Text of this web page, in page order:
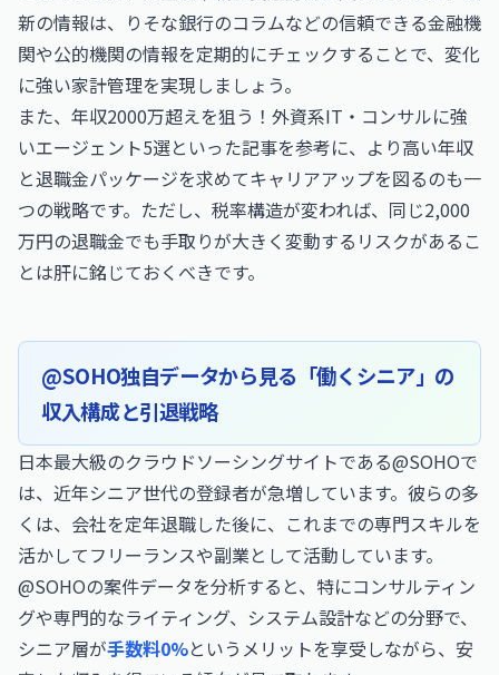
新の情報は、 りそな銀行のコラムなどの信頼できる金融機
関や公的機関の情報を定期的にチェックすることで、変化
に強い家計管理を実現しましょう。
また、 年収2000万超えを狙う！外資系IT・コンサルに強
いエージェント5選といった記事を参考に、より高い年収
と退職金パッケージを求めてキャリアアップを図るのも一
つの戦略です。ただし、税率構造が変われば、同じ2,000
万円の退職金でも手取りが大きく変動するリスクがあるこ
とは肝に銘じておくべきです。
@SOHO独自データから見る「働くシニア」の
収入構成と引退戦略
日本最大級のクラウドソーシングサイトである@SOHOで
は、近年シニア世代の登録者が急増しています。彼らの多
くは、会社を定年退職した後に、これまでの専門スキルを
活かしてフリーランスや副業として活動しています。
@SOHOの案件データを分析すると、特にコンサルティン
グや専門的なライティング、システム設計などの分野で、
シニア層が手数料0%というメリットを享受しながら、安